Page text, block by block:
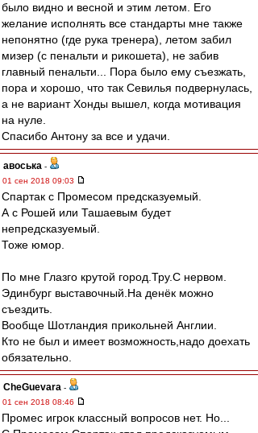
было видно и весной и этим летом. Его
желание исполнять все стандарты мне также
непонятно (где рука тренера), летом забил
мизер (с пенальти и рикошета), не забив
главный пенальти... Пора было ему съезжать,
пора и хорошо, что так Севилья подвернулась,
а не вариант Хонды вышел, когда мотивация
на нуле.
Спасибо Антону за все и удачи.
авоська -
01 сен 2018 09:03
Спартак с Промесом предсказуемый.
А с Рошей или Ташаевым будет
непредсказуемый.
Тоже юмор.
По мне Глазго крутой город.Тру.С нервом.
Эдинбург выставочный.На денёк можно
съездить.
Вообще Шотландия прикольней Англии.
Кто не был и имеет возможность,надо доехать
обязательно.
CheGuevara -
01 сен 2018 08:46
Промес игрок классный вопросов нет. Но...